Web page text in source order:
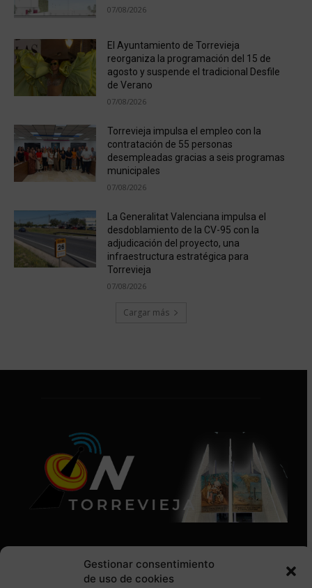
Gestionar consentimiento
de uso de cookies
07/08/2026
El Ayuntamiento de Torrevieja
reorganiza la programación del 15 de
agosto y suspende el tradicional Desfile
de Verano
07/08/2026
Torrevieja impulsa el empleo con la
contratación de 55 personas
desempleadas gracias a seis programas
municipales
07/08/2026
La Generalitat Valenciana impulsa el
desdoblamiento de la CV-95 con la
adjudicación del proyecto, una
infraestructura estratégica para
Torrevieja
07/08/2026
Cargar más